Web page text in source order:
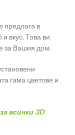
предлага в
вкус. Това ви
за Вашия дом.
гама цветове и
всички 3D